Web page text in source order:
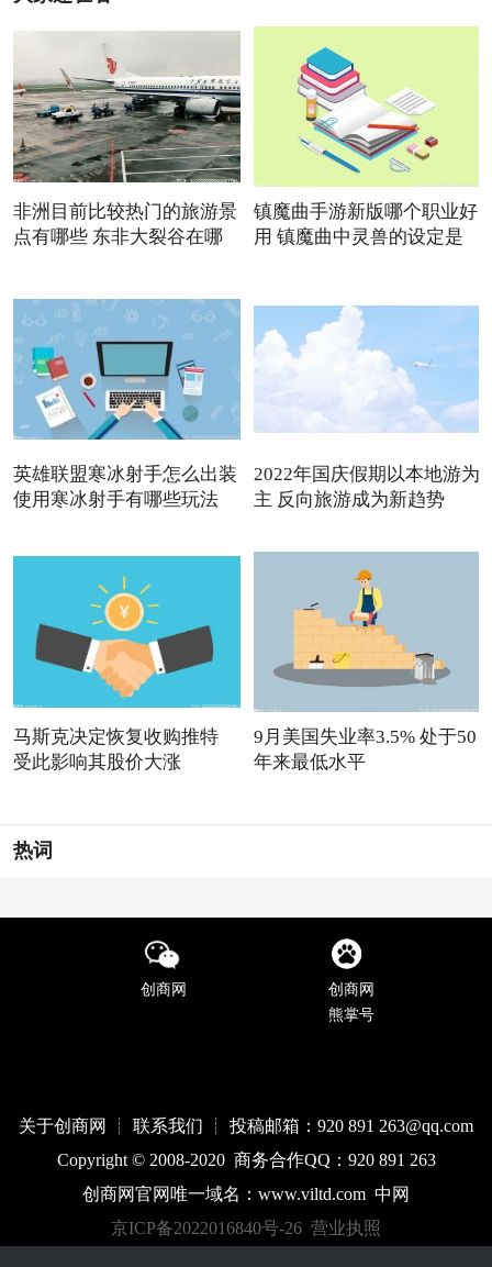
非洲目前比较热门的旅游景
点有哪些 东非大裂谷在哪
镇魔曲手游新版哪个职业好
用 镇魔曲中灵兽的设定是
英雄联盟寒冰射手怎么出装
使用寒冰射手有哪些玩法
2022年国庆假期以本地游为
主 反向旅游成为新趋势
马斯克决定恢复收购推特
受此影响其股价大涨
9月美国失业率3.5% 处于50
年来最低水平
热词
创商网
创商网
熊掌号
关于创商网 ┊ 联系我们 ┊ 投稿邮箱：920 891 263@qq.com
Copyright © 2008-2020 商务合作QQ：920 891 263
创商网官网唯一域名： www.viltd.com 中网
京ICP备2022016840号-26 营业执照